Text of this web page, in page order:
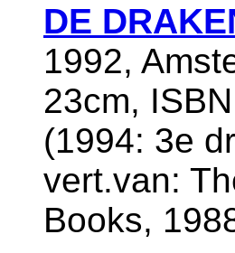
DE
1992,
23cm,
(1994: 3e
vert.van:
Books,